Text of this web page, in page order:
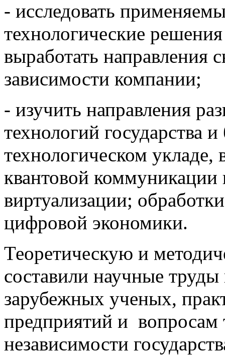
- исследовать
технологические
выработать направления
зависимости компании;
- изучить направления
технологий государства
технологическом укладе,
квантовой
виртуализации;
цифровой экономики.
Теоретическую и
составили научные
зарубежных ученых,
предприятий и вопросам
независимости